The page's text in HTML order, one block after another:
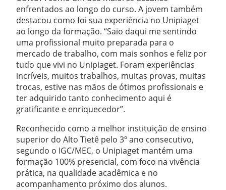
enfrentados ao longo do curso. A jovem também
destacou como foi sua experiência no Unipiaget
ao longo da formação. “Saio daqui me sentindo
uma profissional muito preparada para o
mercado de trabalho, com mais sonhos e feliz por
tudo que vivi no Unipiaget. Foram experiências
incríveis, muitos trabalhos, muitas provas, muitas
trocas, estive nas mãos de ótimos profissionais e
ter adquirido tanto conhecimento aqui é
gratificante e enriquecedor”.
Reconhecido como a melhor instituição de ensino
superior do Alto Tietê pelo 3º ano consecutivo,
segundo o IGC/MEC, o Unipiaget mantém uma
formação 100% presencial, com foco na vivência
prática, na qualidade acadêmica e no
acompanhamento próximo dos alunos.